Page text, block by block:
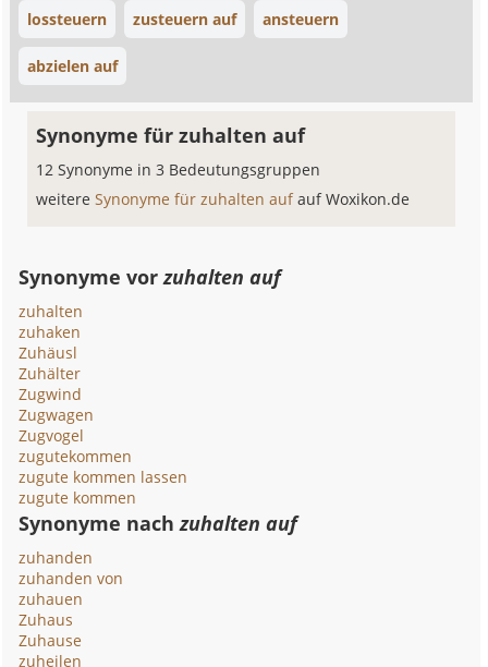
lossteuern zusteuern auf ansteuern
abzielen auf
Synonyme für zuhalten auf
12 Synonyme in 3 Bedeutungsgruppen
weitereSynonyme für zuhalten aufauf Woxikon.de
Synonyme vorzuhalten auf
zuhalten
zuhaken
Zuhäusl
Zuhälter
Zugwind
Zugwagen
Zugvogel
zugutekommen
zugute kommen lassen
zugute kommen
Synonyme nachzuhalten auf
zuhanden
zuhanden von
zuhauen
Zuhaus
Zuhause
zuheilen